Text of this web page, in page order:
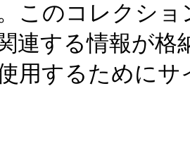
このコレクシ
連する情報が
用するために